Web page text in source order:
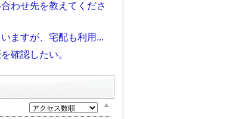
わせ先を教えてくださ
ますが、宅配も利用...
確認したい。